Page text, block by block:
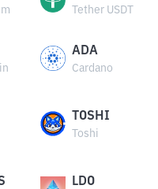
Tether USDT
ADA
Cardano
TOSHI
Toshi
LDO